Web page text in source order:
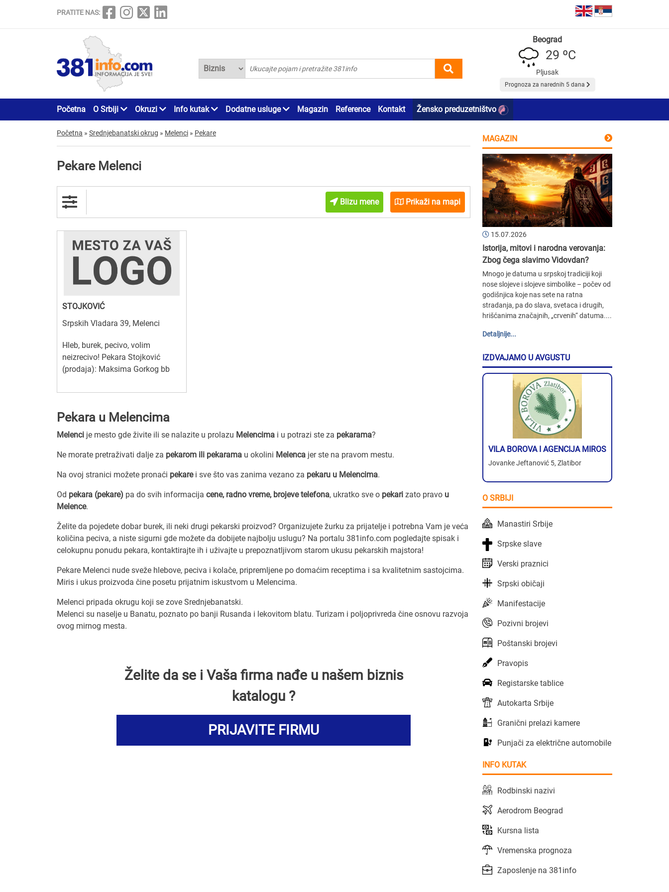
PRATITE NAS:
Beograd
29 ºC
Pljusak
Prognoza za narednih 5 dana
Početna O Srbiji Okruzi Info kutak Dodatne usluge Magazin Reference Kontakt Žensko preduzetništvo
Početna » Srednjebanatski okrug » Melenci » Pekare
Pekare Melenci
Blizu mene Prikaži na mapi
STOJKOVIĆ
Srpskih Vladara 39, Melenci
Hleb, burek, pecivo, volim
neizrecivo! Pekara Stojković
(prodaja): Maksima Gorkog bb
Pekara u Melencima
Melenci je mesto gde živite ili se nalazite u prolazu Melencima i u potrazi ste za pekarama?
Ne morate pretraživati dalje za pekarom ili pekarama u okolini Melenca jer ste na pravom mestu.
Na ovoj stranici možete pronaći pekarei sve što vas zanima vezano za pekaru u Melencima.
Od pekara (pekare) pa do svih informacija cene, radno vreme, brojeve telefona, ukratko sve o pekari zato pravo u
Melence.
Želite da pojedete dobar burek, ili neki drugi pekarski proizvod? Organizujete žurku za prijatelje i potrebna Vam je veća
količina peciva, a niste sigurni gde možete da dobijete najbolju uslugu? Na portalu 381info.com pogledajte spisak i
celokupnu ponudu pekara, kontaktirajte ih i uživajte u prepoznatljivom starom ukusu pekarskih majstora!
Pekare Melenci nude sveže hlebove, peciva i kolače, pripremljene po domaćim receptima i sa kvalitetnim sastojcima.
Miris i ukus proizvoda čine posetu prijatnim iskustvom u Melencima.
Melenci pripada okrugu koji se zove Srednjebanatski.
Melenci su naselje u Banatu, poznato po banji Rusanda i lekovitom blatu. Turizam i poljoprivreda čine osnovu razvoja
ovog mirnog mesta.
Želite da se i Vaša firma nađe u našem biznis
katalogu ?
PRIJAVITE FIRMU
MAGAZIN
15.07.2026
Istorija, mitovi i narodna verovanja:
Zbog čega slavimo Vidovdan?
Mnogo je datuma u srpskoj tradiciji koji
nose slojeve i slojeve simbolike – počev od
godišnjica koje nas sete na ratna
stradanja, pa do slava, svetaca i drugih,
hrišćanima značajnih, „crvenih“ datuma....
Detaljnije...
IZDVAJAMO U AVGUSTU
VILA BOROVA I AGENCIJA MIROS
Jovanke Jeftanović 5, Zlatibor
O SRBIJI
Manastiri Srbije
Srpske slave
Verski praznici
Srpski običaji
Manifestacije
Pozivni brojevi
Poštanski brojevi
Pravopis
Registarske tablice
Autokarta Srbije
Granični prelazi kamere
Punjači za električne automobile
INFO KUTAK
Rodbinski nazivi
Aerodrom Beograd
Kursna lista
Vremenska prognoza
Zaposlenje na 381info